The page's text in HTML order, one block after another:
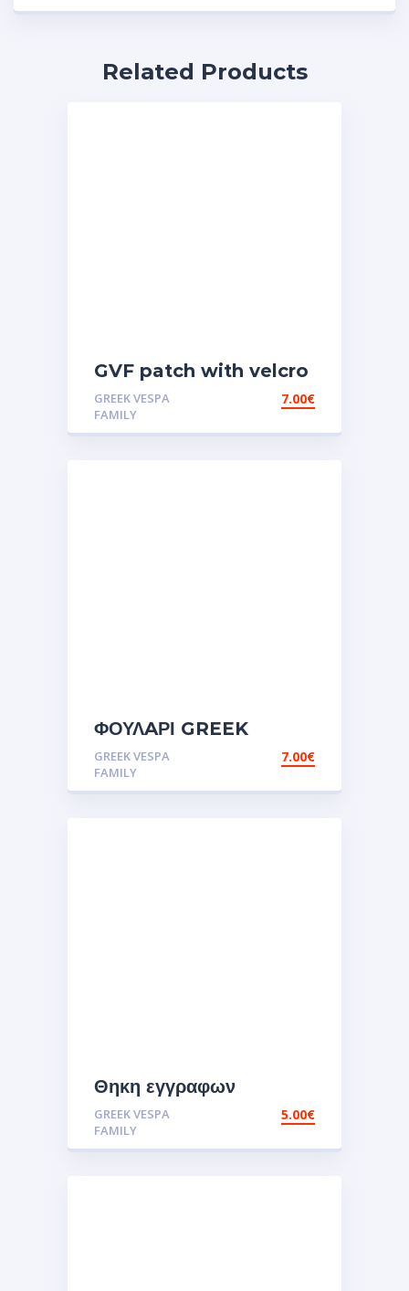
Related Products
GVF patch with velcro
GREEK VESPA
FAMILY
7.00€
ΦΟΥΛAΡΙ GREEK
VESPA FAMILY
GREEK VESPA
FAMILY
7.00€
Θηκη εγγραφων
ΑΥΤΟΚΙΝΗΤΩΝ-
ΜΗΧΑΝΩΝ SWEET LIFE
GREEK VESPA
FAMILY
5.00€